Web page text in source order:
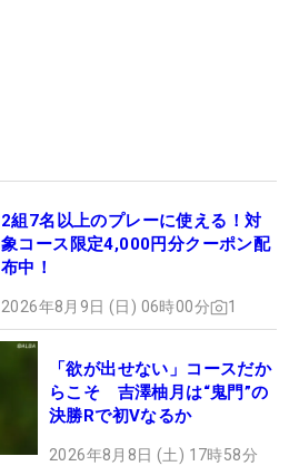
2組7名以上のプレーに使える！対
象コース限定4,000円分クーポン配
布中！
2026年8月9日 (日) 06時00分 1
「欲が出せない」コースだか
らこそ 吉澤柚月は“鬼門”の
決勝Rで初Vなるか
2026年8月8日 (土) 17時58分